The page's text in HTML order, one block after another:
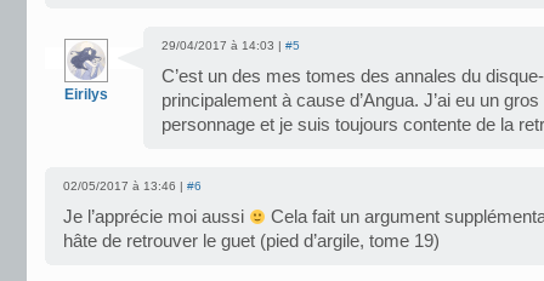
Eirilys
29/04/2017 à 14:03 | #5
C’est un des mes tomes des annales du
principalement à cause d’Angua. J’ai eu un
personnage et je suis toujours contente de la
02/05/2017 à 13:46 | #6
Je l’apprécie moi aussi
Cela fait un argument
hâte de retrouver le guet (pied d’argile, tome 19)